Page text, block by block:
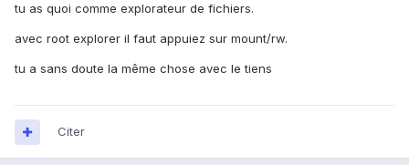
tu as quoi comme explorateur de fichiers.
avec root explorer il faut appuiez sur mount/rw.
tu a sans doute la même chose avec le tiens
Citer